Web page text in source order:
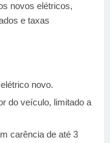
novos elétricos,
e taxas
novo.
do veículo, limitado a
carência de até 3